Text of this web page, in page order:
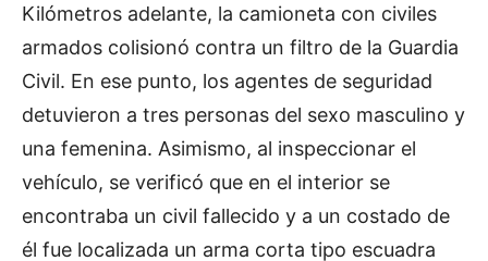
Kilómetros adelante, la camioneta con civiles
armados colisionó contra un filtro de la Guardia
Civil. En ese punto, los agentes de seguridad
detuvieron a tres personas del sexo masculino y
una femenina. Asimismo, al inspeccionar el
vehículo, se verificó que en el interior se
encontraba un civil fallecido y a un costado de
él fue localizada un arma corta tipo escuadra